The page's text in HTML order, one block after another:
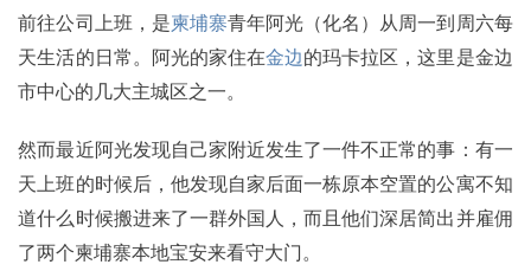
前往公司上班，是柬埔寨青年阿光（化名）从周一到周六每
天生活的日常。阿光的家住在金边的玛卡拉区，这里是金边
市中心的几大主城区之一。
然而最近阿光发现自己家附近发生了一件不正常的事：有一
天上班的时候后，他发现自家后面一栋原本空置的公寓不知
道什么时候搬进来了一群外国人，而且他们深居简出并雇佣
了两个柬埔寨本地宝安来看守大门。